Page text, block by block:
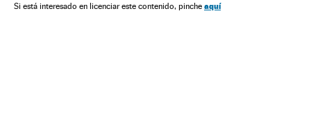
Si está interesado en licenciar este contenido, pinche aquí